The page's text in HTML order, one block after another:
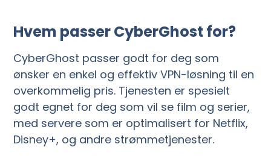
Hvem passer CyberGhost for?
CyberGhost passer godt for deg som
ønsker en enkel og effektiv VPN-løsning til en
overkommelig pris. Tjenesten er spesielt
godt egnet for deg som vil se film og serier,
med servere som er optimalisert for Netflix,
Disney+, og andre strømmetjenester.